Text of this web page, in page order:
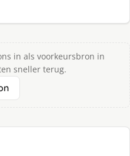
in als voorkeursbron in
sneller terug.